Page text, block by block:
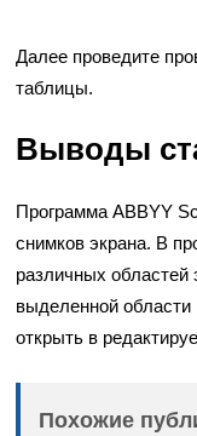
Далее проведите
таблицы.
Выводы
Программа ABBYY
снимков экрана. В
различных областей
выделенной
открыть в
Похожие